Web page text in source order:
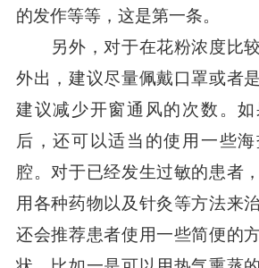
的发作等等，这是第一条。
另外，对于在花粉浓度比
外出，建议尽量佩戴口罩或者
建议减少开窗通风的次数。
后，还可以适当的使用一些
腔。对于已经发生过敏的患者
用各种药物以及针灸等方法来
还会推荐患者使用一些简便的